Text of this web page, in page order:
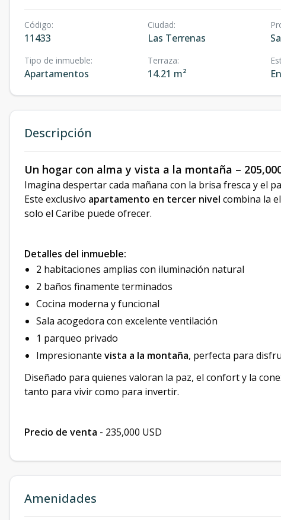
Código:
11433
Ciudad:
Las Terrenas
Tipo de inmueble:
Apartamentos
Terraza:
14.21 m²
Descripción
Un hogar con alma y vista a la montaña –
Imagina despertar cada mañana con la brisa fresca y el
Este exclusivo apartamento en tercer nivel combina la
solo el Caribe puede ofrecer.
Detalles del inmueble:
2 habitaciones amplias con iluminación natural
2 baños finamente terminados
Cocina moderna y funcional
Sala acogedora con excelente ventilación
1 parqueo privado
Impresionante vista a la montaña, perfecta para
Diseñado para quienes valoran la paz, el confort y la
tanto para vivir como para invertir.
Precio de venta - 235,000 USD
Amenidades